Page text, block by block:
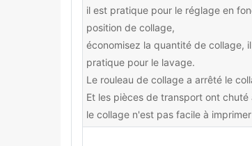
il est pratique pour le réglage en
position de collage,
économisez la quantité de collage,
pratique pour le lavage.
Le rouleau de collage a arrêté le
Et les pièces de transport ont
le collage n'est pas facile à